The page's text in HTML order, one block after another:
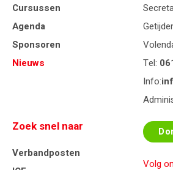
Cursussen
Agenda
Sponsoren
Nieuws
Tel:
Info:
Zoek snel naar
Verbandposten
Volg